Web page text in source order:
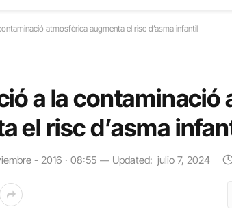
atmosfèrica augmenta el risc d’asma infantil
a la
el risc d’asma
- 2016 · 08:55 Updated: julio 7, 2024